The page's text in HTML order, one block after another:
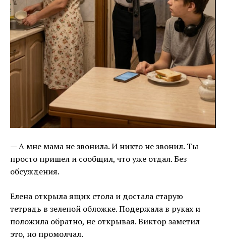
— А мне мама не звонила. И никто не звонил. Ты
просто пришел и сообщил, что уже отдал. Без
обсуждения.
Елена открыла ящик стола и достала старую
тетрадь в зеленой обложке. Подержала в руках и
положила обратно, не открывая. Виктор заметил
это, но промолчал.